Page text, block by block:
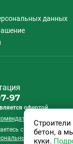
данных
97
офертой.
с
данных
бетон, а
куки.